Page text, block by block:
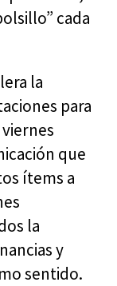
cada
la
para
que
ítems a
la
y
sentido.